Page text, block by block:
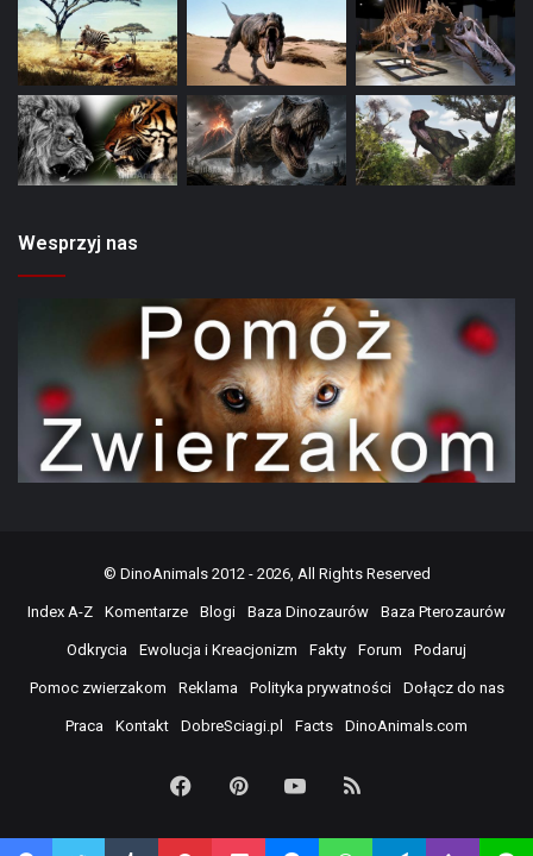
Wesprzyj nas
© DinoAnimals2012 - 2026, All Rights Reserved
Index A-Z Komentarze Blogi Baza Dinozaurów Baza Pterozaurów
Odkrycia Ewolucja i Kreacjonizm Fakty Forum Podaruj
Pomoc zwierzakom Reklama Polityka prywatności Dołącz do nas
Praca Kontakt DobreSciagi.pl Facts DinoAnimals.com
FacebookPinterestYouTube
RSS